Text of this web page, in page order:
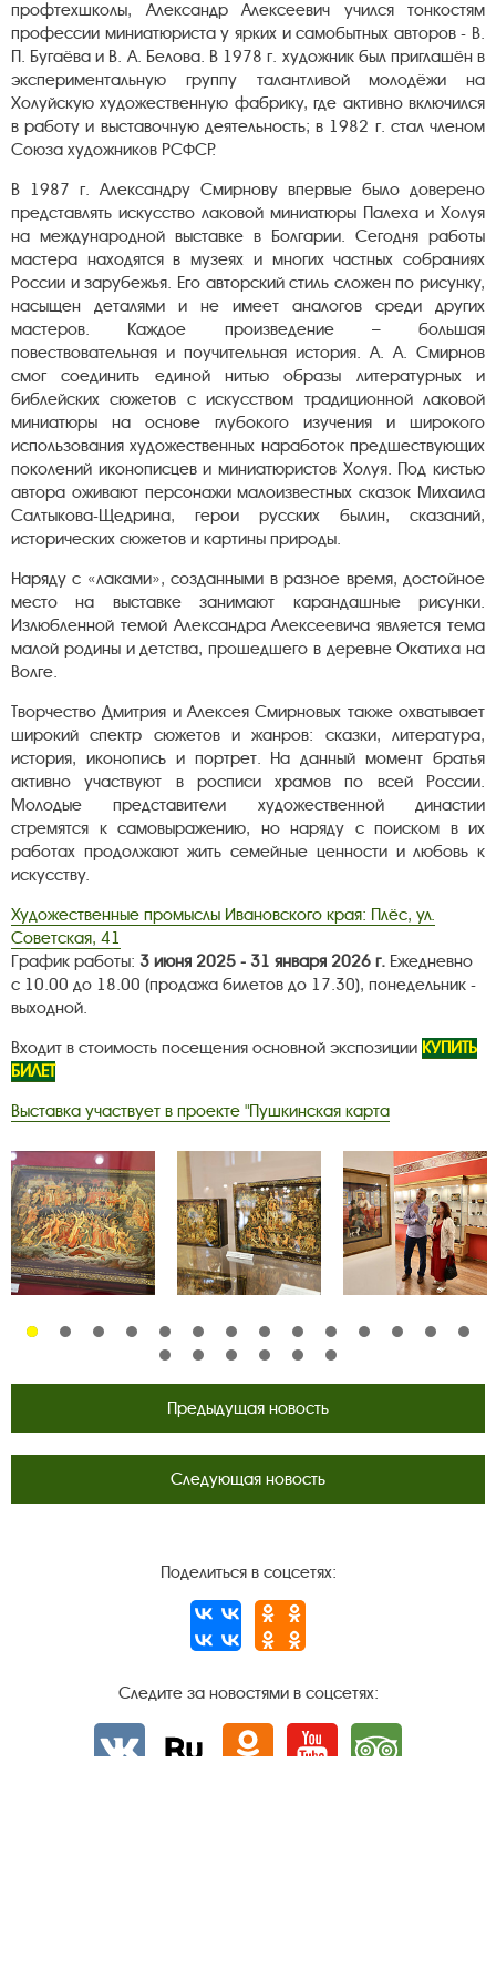
профтехшколы, Александр Алексеевич учился тонкостям
профессии миниатюриста у ярких и самобытных авторов - В.
П. Бугаёва и В. А. Белова. В 1978 г. художник был приглашён в
экспериментальную группу талантливой молодёжи на
Холуйскую художественную фабрику, где активно включился
в работу и выставочную деятельность; в 1982 г. стал членом
Союза художников РСФСР.
В 1987 г. Александру Смирнову впервые было доверено
представлять искусство лаковой миниатюры Палеха и Холуя
на международной выставке в Болгарии. Сегодня работы
мастера находятся в музеях и многих частных собраниях
России и зарубежья. Его авторский стиль сложен по рисунку,
насыщен деталями и не имеет аналогов среди других
мастеров. Каждое произведение – большая
повествовательная и поучительная история. А. А. Смирнов
смог соединить единой нитью образы литературных и
библейских сюжетов с искусством традиционной лаковой
миниатюры на основе глубокого изучения и широкого
использования художественных наработок предшествующих
поколений иконописцев и миниатюристов Холуя. Под кистью
автора оживают персонажи малоизвестных сказок Михаила
Салтыкова-Щедрина, герои русских былин, сказаний,
исторических сюжетов и картины природы.
Наряду с «лаками», созданными в разное время, достойное
место на выставке занимают карандашные рисунки.
Излюбленной темой Александра Алексеевича является тема
малой родины и детства, прошедшего в деревне Окатиха на
Волге.
Творчество Дмитрия и Алексея Смирновых также охватывает
широкий спектр сюжетов и жанров: сказки, литература,
история, иконопись и портрет. На данный момент братья
активно участвуют в росписи храмов по всей России.
Молодые представители художественной династии
стремятся к самовыражению, но наряду с поиском в их
работах продолжают жить семейные ценности и любовь к
искусству.
Художественные промыслы Ивановского края: Плёс, ул.
Советская, 41
График работы: 3 июня 2025 - 31 января 2026 г. Ежедневно
с 10.00 до 18.00 (продажа билетов до 17.30), понедельник -
выходной.
Входит в стоимость посещения основной экспозиции КУПИТЬ
БИЛЕТ
Выставка участвует в проекте "Пушкинская карта
Предыдущая новость
Следующая новость
Поделиться в соцсетях:
Следите за новостями в соцсетях:
Вконтактеrutube Одноклассники
YouTube Трипадвизор